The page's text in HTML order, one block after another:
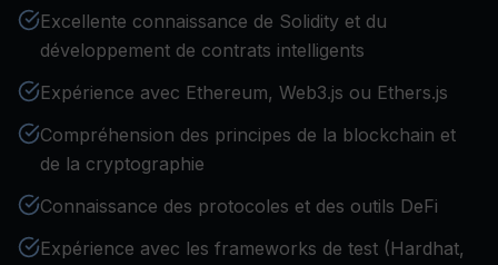
Excellente connaissance de Solidity et du
développement de contrats intelligents
Expérience avec Ethereum, Web3.js ou Ethers.js
Compréhension des principes de la blockchain et
de la cryptographie
Connaissance des protocoles et des outils DeFi
Expérience avec les frameworks de test (Hardhat,